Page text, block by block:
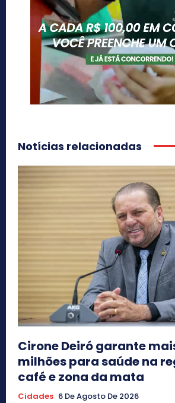
Notícias relacionadas
Cirone Deiró garante
milhões para saúde na
café e zona da mata
Cidades 6 De Agosto De 2026